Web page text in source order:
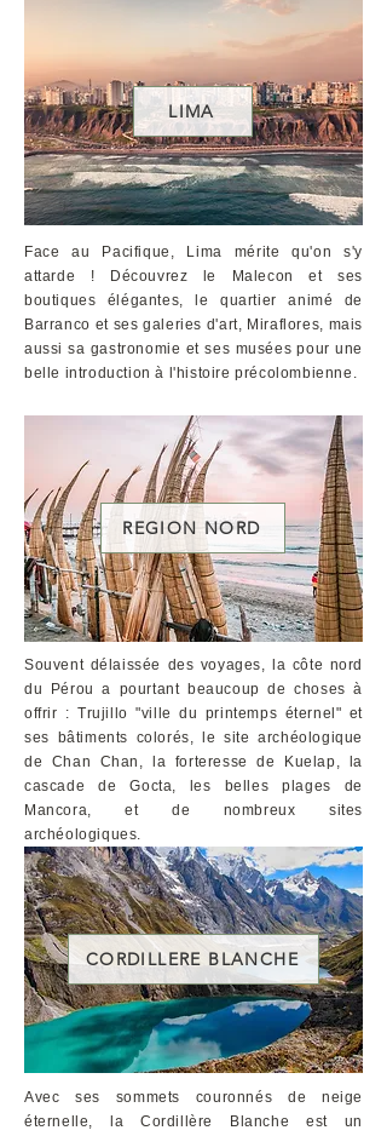
LIMA
Face au Pacifique, Lima mérite qu'on s'y
attarde ! Découvrez le Malecon et ses
boutiques élégantes, le quartier animé de
Barranco et ses galeries d'art, Miraflores, mais
aussi sa gastronomie et ses musées pour une
belle introduction à l'histoire précolombienne.
REGION NORD
Souvent délaissée des voyages, la côte nord
du Pérou a pourtant beaucoup de choses à
offrir : Trujillo "ville du printemps éternel" et
ses bâtiments colorés, le site archéologique
de Chan Chan, la forteresse de Kuelap, la
cascade de Gocta, les belles plages de
Mancora, et de nombreux sites
archéologiques.
CORDILLERE BLANCHE
Avec ses sommets couronnés de neige
éternelle, la Cordillère Blanche est un